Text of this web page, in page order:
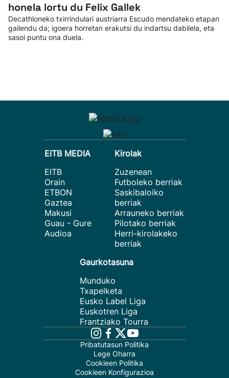
honela lortu du Felix Gallek
Decathloneko txirrindulari austriarra Escudo mendateko etapan
gailendu da; igoera horretan erakutsi du indartsu dabilela, eta
sasoi puntu ona duela.
EITB MEDIA
EITB
Orain
ETBON
Gaztea
Makusi
Guau - Gure
Audioa
Kirolak
Zuzenean
Futboleko berriak
Saskibaloiko
berriak
Arrauneko berriak
Pilotako berriak
Herri-kirolakeko
berriak
Gaurkotasuna
Munduko
Txapelketa
Eusko Label Liga
Euskotren Liga
Frantziako Tourra
Pribatutasun Politika
Lege Oharra
Cookieen Politika
Cookieen Konfigurazioa